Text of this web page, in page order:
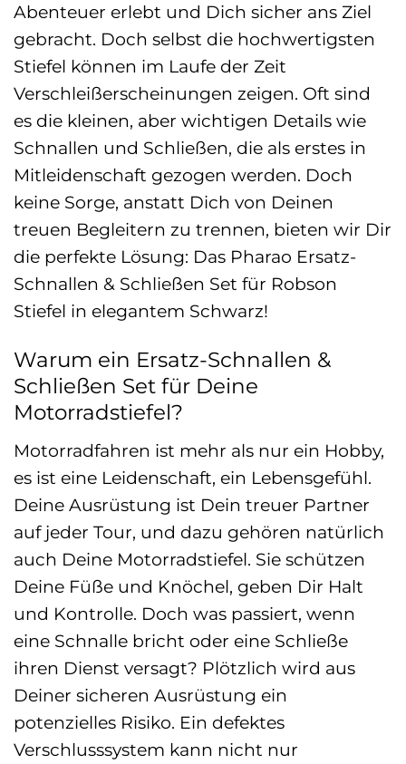
Abenteuer erlebt und Dich sicher ans Ziel
gebracht. Doch selbst die hochwertigsten
Stiefel können im Laufe der Zeit
Verschleißerscheinungen zeigen. Oft sind
es die kleinen, aber wichtigen Details wie
Schnallen und Schließen, die als erstes in
Mitleidenschaft gezogen werden. Doch
keine Sorge, anstatt Dich von Deinen
treuen Begleitern zu trennen, bieten wir Dir
die perfekte Lösung: Das Pharao Ersatz-
Schnallen & Schließen Set für Robson
Stiefel in elegantem Schwarz!
Warum ein Ersatz-Schnallen &
Schließen Set für Deine
Motorradstiefel?
Motorradfahren ist mehr als nur ein Hobby,
es ist eine Leidenschaft, ein Lebensgefühl.
Deine Ausrüstung ist Dein treuer Partner
auf jeder Tour, und dazu gehören natürlich
auch Deine Motorradstiefel. Sie schützen
Deine Füße und Knöchel, geben Dir Halt
und Kontrolle. Doch was passiert, wenn
eine Schnalle bricht oder eine Schließe
ihren Dienst versagt? Plötzlich wird aus
Deiner sicheren Ausrüstung ein
potenzielles Risiko. Ein defektes
Verschlusssystem kann nicht nur